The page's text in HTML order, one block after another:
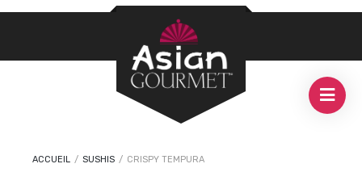
ACCUEIL / SUSHIS / CRISPY TEMPURA